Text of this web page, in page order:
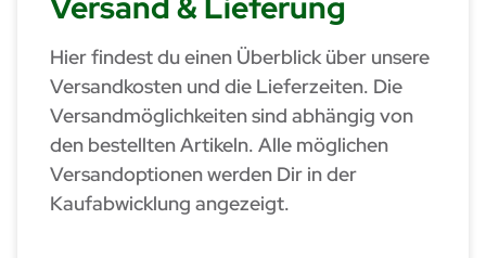
Hier findest du einen Überblick über unsere
Versandkosten und die Lieferzeiten. Die
Versandmöglichkeiten sind abhängig von
den bestellten Artikeln. Alle möglichen
Versandoptionen werden Dir in der
Kaufabwicklung angezeigt.